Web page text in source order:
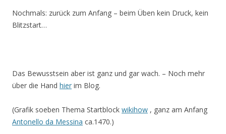
Nochmals: zurück zum Anfang – beim Üben kein Druck, kein
Blitzstart…
Das Bewusstsein aber ist ganz und gar wach. – Noch mehr
über die Hand hier im Blog.
(Grafik soeben Thema Startblock wikihow , ganz am Anfang
Antonello da Messina ca.1470.)